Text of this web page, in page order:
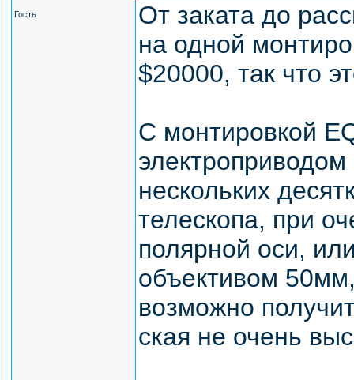
Гость
От заката до
на одной
$20000, так что
С монтировкой
нескольких
телескопа, при
полярной оси,
объективом
возможно
ская не очень